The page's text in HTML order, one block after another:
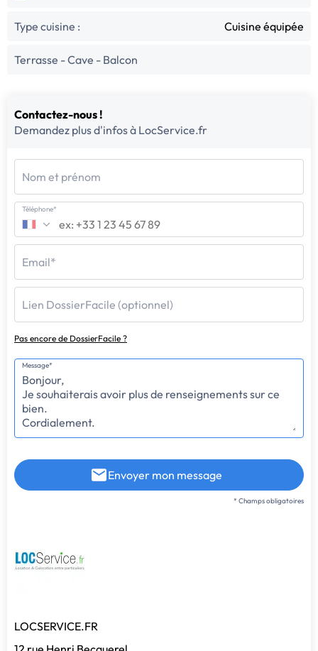
Type cuisine : Cuisine équipée
Terrasse - Cave - Balcon
Contactez-nous !
Demandez plus d'infos à LocService.fr
Nom et prénom
Téléphone*
Email*
Lien DossierFacile (optionnel)
Pas encore de DossierFacile ?
Message*
Envoyer mon message
* Champs obligatoires
LOCSERVICE.FR